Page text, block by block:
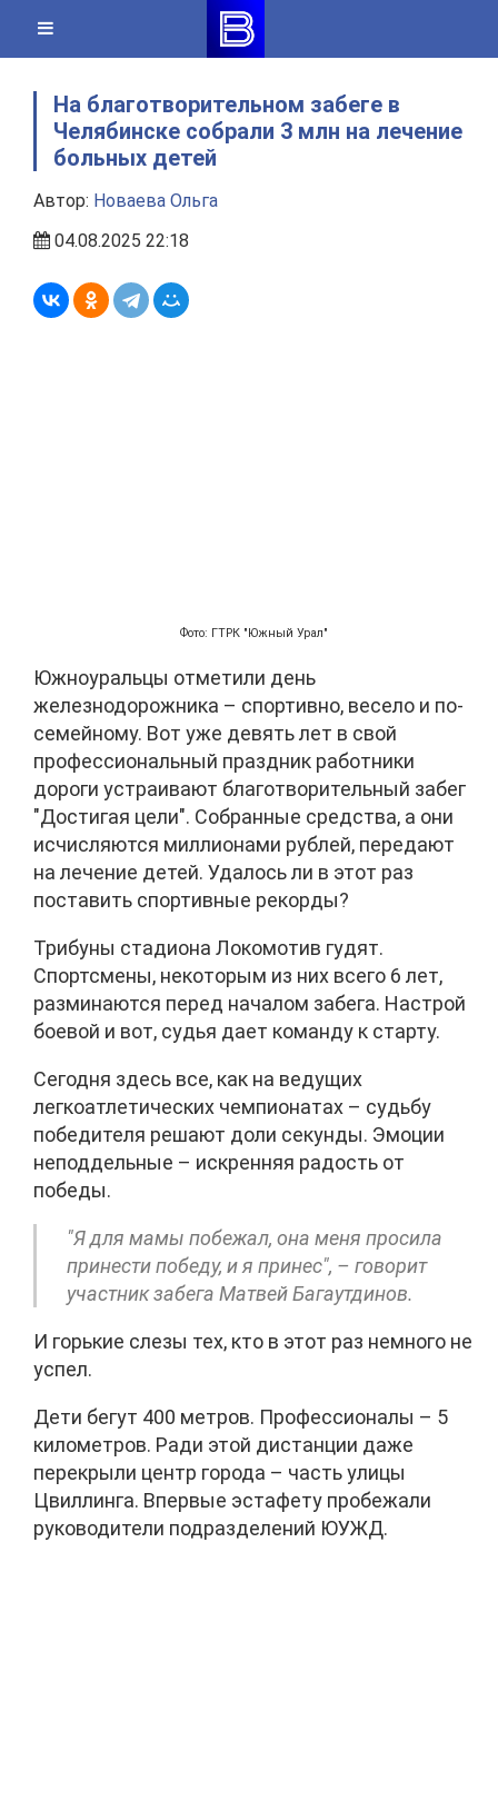
content
На благотворительном забеге в
Челябинске собрали 3 млн на лечение
больных детей
Автор: Новаева Ольга
04.08.2025 22:18
Фото: ГТРК "Южный Урал"
Южноуральцы отметили день
железнодорожника – спортивно, весело и по-
семейному. Вот уже девять лет в свой
профессиональный праздник работники
дороги устраивают благотворительный забег
"Достигая цели". Собранные средства, а они
исчисляются миллионами рублей, передают
на лечение детей. Удалось ли в этот раз
поставить спортивные рекорды?
Трибуны стадиона Локомотив гудят.
Спортсмены, некоторым из них всего 6 лет,
разминаются перед началом забега. Настрой
боевой и вот, судья дает команду к старту.
Сегодня здесь все, как на ведущих
легкоатлетических чемпионатах – судьбу
победителя решают доли секунды. Эмоции
неподдельные – искренняя радость от
победы.
"Я для мамы побежал, она меня просила
принести победу, и я принес", – говорит
участник забега Матвей Багаутдинов.
И горькие слезы тех, кто в этот раз немного не
успел.
Дети бегут 400 метров. Профессионалы – 5
километров. Ради этой дистанции даже
перекрыли центр города – часть улицы
Цвиллинга. Впервые эстафету пробежали
руководители подразделений ЮУЖД.